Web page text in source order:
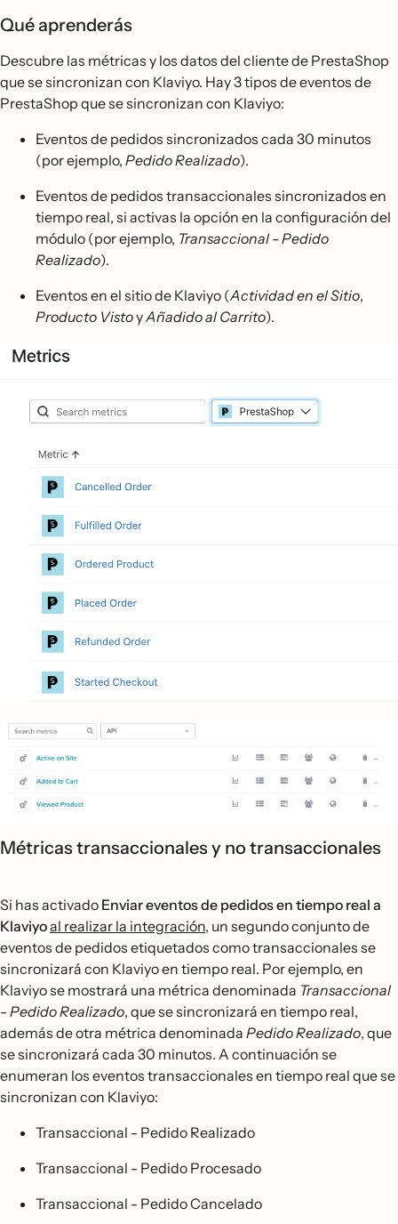
Qué aprenderás
Descubre las métricas y los datos del cliente de PrestaShop
que se sincronizan con Klaviyo. Hay 3 tipos de eventos de
PrestaShop que se sincronizan con Klaviyo:
Eventos de pedidos sincronizados cada 30 minutos
(por ejemplo, Pedido Realizado).
Eventos de pedidos transaccionales sincronizados en
tiempo real, si activas la opción en la configuración del
módulo (por ejemplo, Transaccional - Pedido
Realizado).
Eventos en el sitio de Klaviyo (Actividad en el Sitio,
Producto VistoyAñadido al Carrito).
Métricas transaccionales y no transaccionales
Si has activado Enviar eventos de pedidos en tiempo real a
Klaviyoal realizar la integración, un segundo conjunto de
eventos de pedidos etiquetados como transaccionales se
sincronizará con Klaviyo en tiempo real. Por ejemplo, en
Klaviyo se mostrará una métrica denominada Transaccional
- Pedido Realizado, que se sincronizará en tiempo real,
además de otra métrica denominada Pedido Realizado, que
se sincronizará cada 30 minutos. A continuación se
enumeran los eventos transaccionales en tiempo real que se
sincronizan con Klaviyo:
Transaccional - Pedido Realizado
Transaccional - Pedido Procesado
Transaccional - Pedido Cancelado